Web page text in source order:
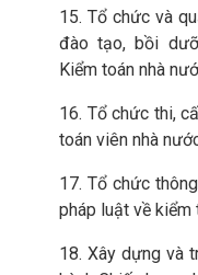
15. Tổ chức và
đào tạo, bồi
Kiểm toán nhà
16. Tổ chức thi,
toán viên nhà
17. Tổ chức
pháp luật về kiểm
18. Xây dựng và